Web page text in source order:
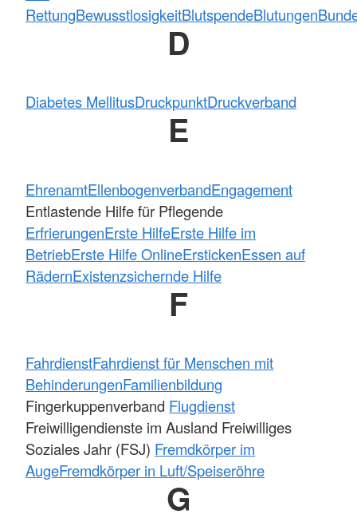
RettungBewusstlosigkeitBlutspendeBlutungen
D
Diabetes MellitusDruckpunktDruckverband
E
EhrenamtEllenbogenverbandEngagement
Entlastende Hilfe für Pflegende
ErfrierungenErste HilfeErste Hilfe im
BetriebErste Hilfe OnlineErstickenEssen auf
RädernExistenzsichernde Hilfe
F
FahrdienstFahrdienst für Menschen mit
BehinderungenFamilienbildung
Fingerkuppenverband Flugdienst
Freiwilligendienste im Ausland Freiwilliges
Soziales Jahr (FSJ) Fremdkörper im
AugeFremdkörper in Luft/Speiseröhre
G